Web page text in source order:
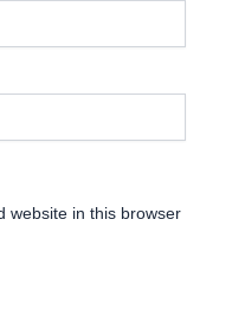
website in this browser